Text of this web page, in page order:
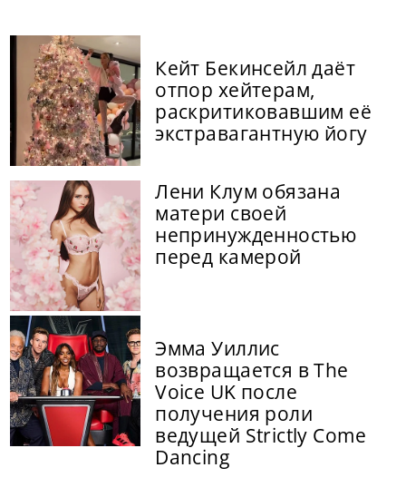
Кейт Бекинсейл даёт
отпор хейтерам,
раскритиковавшим её
экстравагантную йогу
Лени Клум обязана
матери своей
непринужденностью
перед камерой
Эмма Уиллис
возвращается в The
Voice UK после
получения роли
ведущей Strictly Come
Dancing